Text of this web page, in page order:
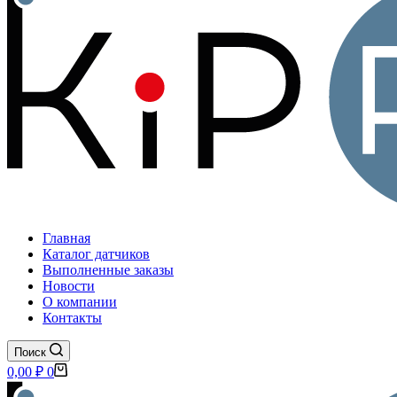
Главная
Каталог датчиков
Выполненные заказы
Новости
О компании
Контакты
Поиск
Корзина
0,00 ₽ 0